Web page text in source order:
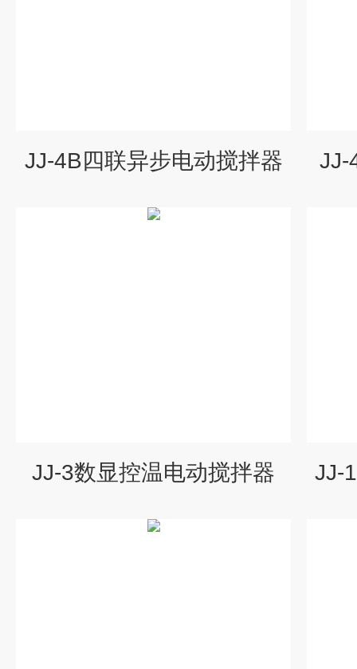
JJ-4B四联异步电动搅拌器 JJ-
JJ-3数显控温电动搅拌器 JJ-